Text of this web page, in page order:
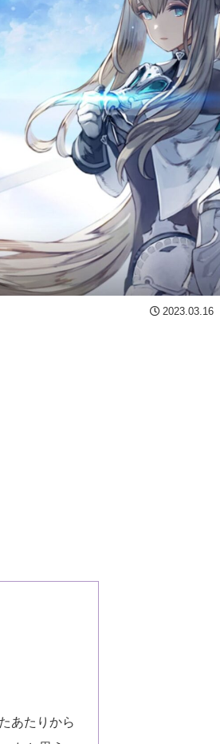
2023.03.16
あたりから